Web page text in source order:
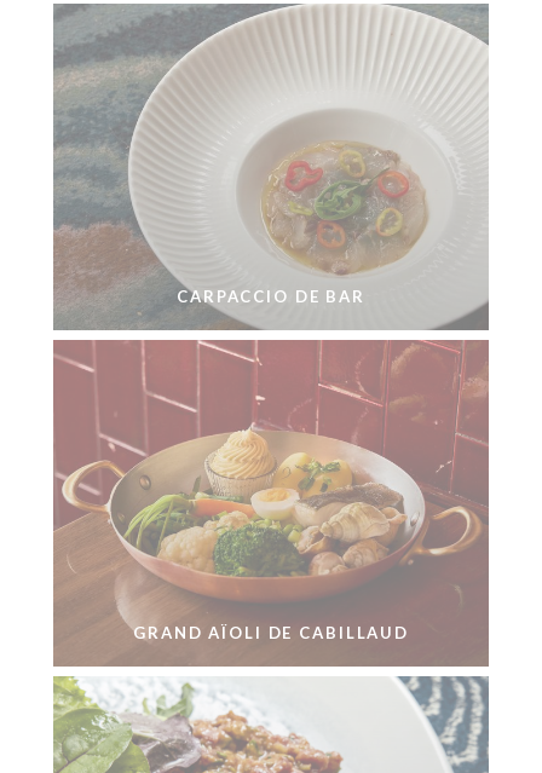
CARPACCIO DE BAR
GRAND AÏOLI DE CABILLAUD